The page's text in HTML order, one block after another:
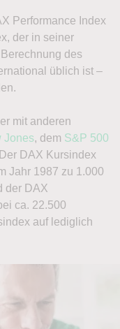
Performance Index
der in seiner
des
üblich ist –
mit anderen
Jones, dem S&P 500
DAX Kursindex
Jahr 1987 zu 1.000
der DAX
ca. 22.500
auf lediglich